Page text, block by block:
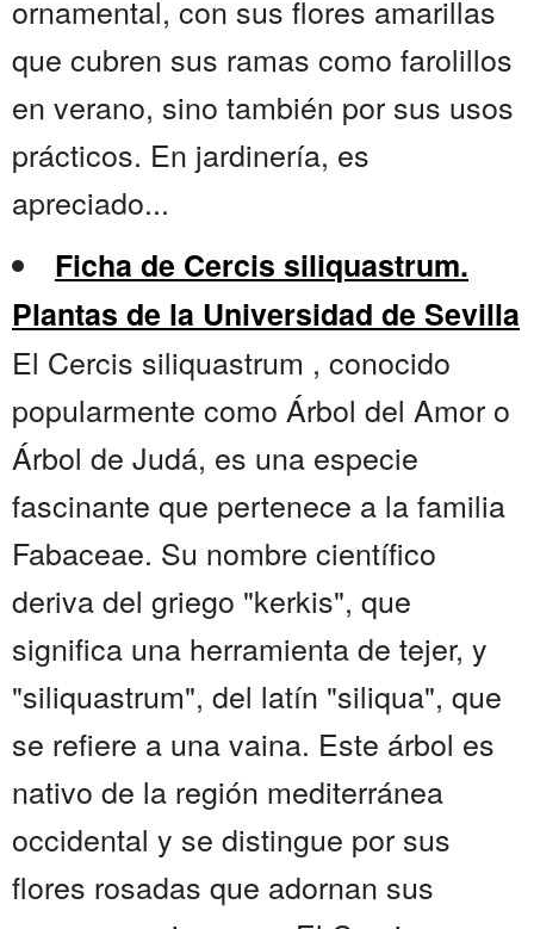
ornamental, con sus flores amarillas
que cubren sus ramas como farolillos
en verano, sino también por sus usos
prácticos. En jardinería, es
apreciado...
Ficha de Cercis siliquastrum.
Plantas de la Universidad de Sevilla
El Cercis siliquastrum , conocido
popularmente como Árbol del Amor o
Árbol de Judá, es una especie
fascinante que pertenece a la familia
Fabaceae. Su nombre científico
deriva del griego "kerkis", que
significa una herramienta de tejer, y
"siliquastrum", del latín "siliqua", que
se refiere a una vaina. Este árbol es
nativo de la región mediterránea
occidental y se distingue por sus
flores rosadas que adornan sus